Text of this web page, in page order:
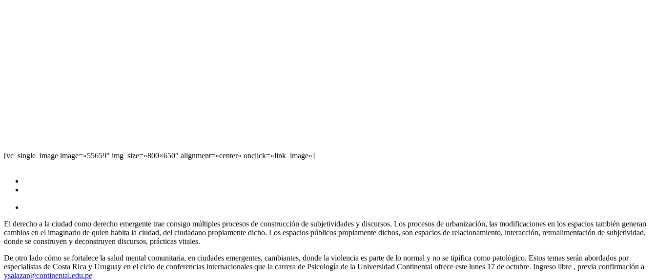
[vc_single_image image=»55659″ img_size=»800×650″ alignment=»center» onclick=»link_image»]
El derecho a la ciudad como derecho emergente trae consigo múltiples procesos de construcción de subjetividades y discursos. Los procesos de urbanización, las modificaciones en los espacios también generan
cambios en el imaginario de quien habita la ciudad, del ciudadano propiamente dicho. Los espacios públicos propiamente dichos, son espacios de relacionamiento, interacción, retroalimentación de subjetividad,
donde se construyen y deconstruyen discursos, prácticas vitales.
De otro lado cómo se fortalece la salud mental comunitaria, en ciudades emergentes, cambiantes, donde la violencia es parte de lo normal y no se tipifica como patológico. Estos temas serán abordados por
especialistas de Costa Rica y Uruguay en el ciclo de conferencias internacionales que la carrera de Psicología de la Universidad Continental ofrece este lunes 17 de octubre. Ingreso libre , previa confirmación a
ysalazar@continental.edu.pe